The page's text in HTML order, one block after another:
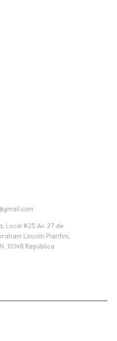
Local #25 Av. 27 de
Lincoln Piantini,
10148 República